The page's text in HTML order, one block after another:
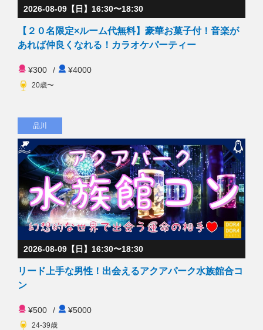
2026-08-09【日】16:30〜18:30
【２０名限定×ルーム代無料】豪華お菓子付！音楽が
あれば仲良くなれる！カラオケパーティー
¥300 / ¥4000
20歳〜
品川
2026-08-09【日】16:30〜18:30
リード上手な男性！出会えるアクアパーク水族館合コ
ン
¥500 / ¥5000
24-39歳